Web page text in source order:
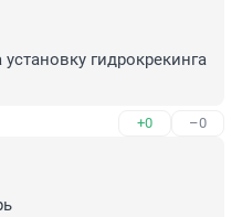
гидрокрекинга
+0 –0